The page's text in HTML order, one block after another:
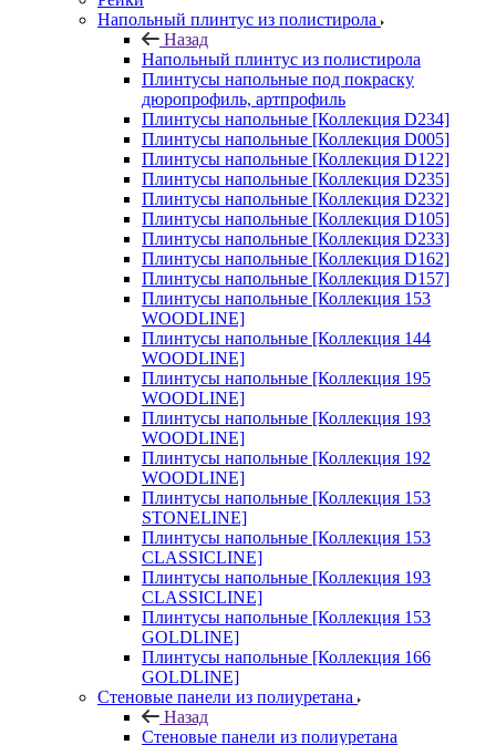
Напольный плинтус из полистирола
Назад
Напольный плинтус из полистирола
Плинтусы напольные под покраску
дюропрофиль, артпрофиль
Плинтусы напольные [Коллекция D234]
Плинтусы напольные [Коллекция D005]
Плинтусы напольные [Коллекция D122]
Плинтусы напольные [Коллекция D235]
Плинтусы напольные [Коллекция D232]
Плинтусы напольные [Коллекция D105]
Плинтусы напольные [Коллекция D233]
Плинтусы напольные [Коллекция D162]
Плинтусы напольные [Коллекция D157]
Плинтусы напольные [Коллекция 153
WOODLINE]
Плинтусы напольные [Коллекция 144
WOODLINE]
Плинтусы напольные [Коллекция 195
WOODLINE]
Плинтусы напольные [Коллекция 193
WOODLINE]
Плинтусы напольные [Коллекция 192
WOODLINE]
Плинтусы напольные [Коллекция 153
STONELINE]
Плинтусы напольные [Коллекция 153
CLASSICLINE]
Плинтусы напольные [Коллекция 193
CLASSICLINE]
Плинтусы напольные [Коллекция 153
GOLDLINE]
Плинтусы напольные [Коллекция 166
GOLDLINE]
Стеновые панели из полиуретана
Назад
Стеновые панели из полиуретана